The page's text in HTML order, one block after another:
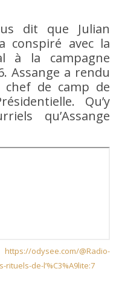
dit que Julian
conspiré avec la
à la campagne
Assange a rendu
de camp de
Qu’y
qu’Assange
https://odysee.com/@Radio-
de-l’%C3%A9lite:7